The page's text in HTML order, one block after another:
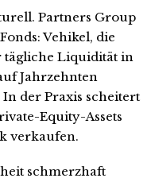
Partners Group
Vehikel, die
tägliche Liquidität in
Jahrzehnten
In der Praxis scheitert
Equity-Assets
verkaufen.
schmerzhaft